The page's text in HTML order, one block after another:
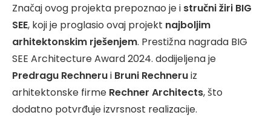
Značaj ovog projekta prepoznao je i stručni žiri BIG
SEE, koji je proglasio ovaj projekt najboljim
arhitektonskim rješenjem. Prestižna nagrada BIG
SEE Architecture Award 2024. dodijeljena je
Predragu Rechnerui Bruni Rechneruiz
arhitektonske firme Rechner Architects, što
dodatno potvrđuje izvrsnost realizacije.